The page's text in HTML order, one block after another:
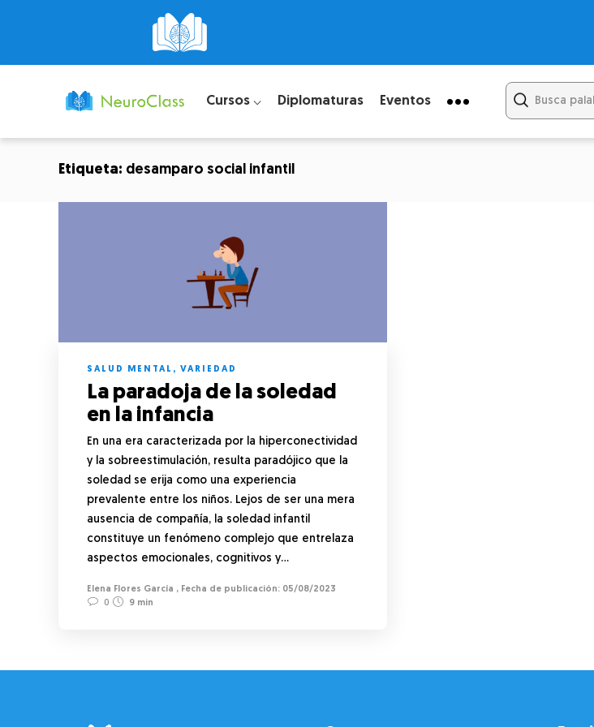
Cursos ⌵ Diplomaturas Eventos
Etiqueta: desamparo social infantil
SALUD MENTAL , VARIEDAD
La paradoja de la soledad
en la infancia
En una era caracterizada por la hiperconectividad
y la sobreestimulación, resulta paradójico que la
soledad se erija como una experiencia
prevalente entre los niños. Lejos de ser una mera
ausencia de compañía, la soledad infantil
constituye un fenómeno complejo que entrelaza
aspectos emocionales, cognitivos y…
Elena Flores García ,
05/08/2023
0
9 min